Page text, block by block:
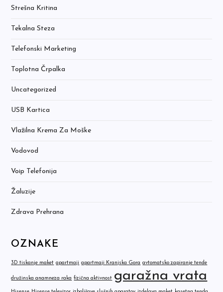
Strešna Kritina
Tekalna Steza
Telefonski Marketing
Toplotna Črpalka
Uncategorized
USB Kartica
Vlažilna Krema Za Moške
Vodovod
Voip Telefonija
Žaluzije
Zdrava Prehrana
OZNAKE
3D tiskanje maket apartmaji apartmaji Kranjska Gora avtomatsko zapiranje tende
družinska anamneza raka fizična aktivnost garažna vrata